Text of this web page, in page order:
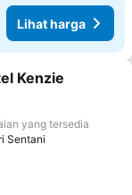
Lihat harga
favorit
Kenzie
yang tersedia
Sentani